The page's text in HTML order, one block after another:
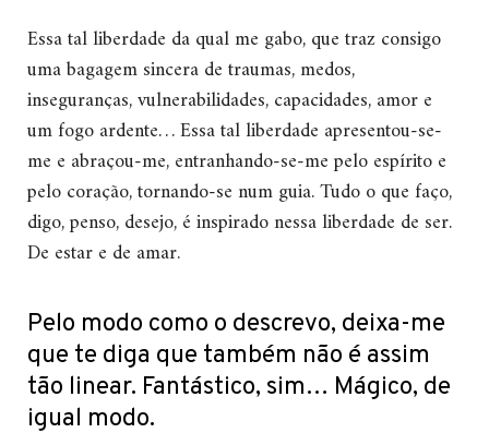
Essa tal liberdade da qual me gabo, que traz consigo
uma bagagem sincera de traumas, medos,
inseguranças, vulnerabilidades, capacidades, amor e
um fogo ardente… Essa tal liberdade apresentou-se-
me e abraçou-me, entranhando-se-me pelo espírito e
pelo coração, tornando-se num guia. Tudo o que faço,
digo, penso, desejo, é inspirado nessa liberdade de ser.
De estar e de amar.
Pelo modo como o descrevo, deixa-me
que te diga que também não é assim
tão linear. Fantástico, sim… Mágico, de
igual modo.